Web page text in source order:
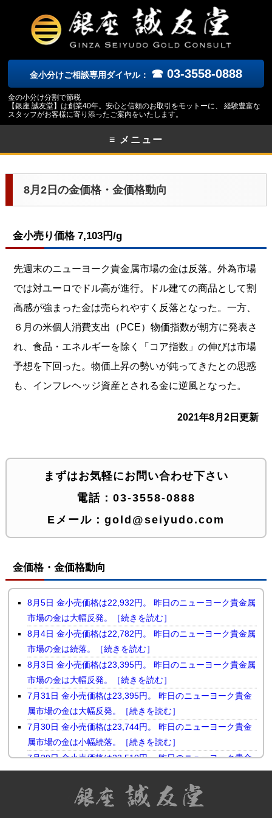
金小分けご相談専用ダイヤル： ☎ 03-3558-0888
金の小分け分割で節税
【銀座 誠友堂】は創業40年。安心と信頼のお取引をモットーに、 経験豊富な
スタッフがお客様に寄り添ったご案内をいたします。
≡ メニュー
8月2日の金価格・金価格動向
金小売り価格 7,103円/g
先週末のニューヨーク貴金属市場の金は反落。外為市場
では対ユーロでドル高が進行。ドル建ての商品として割
高感が強まった金は売られやすく反落となった。一方、
６月の米個人消費支出（PCE）物価指数が朝方に発表さ
れ、食品・エネルギーを除く「コア指数」の伸びは市場
予想を下回った。物価上昇の勢いが鈍ってきたとの思惑
も、インフレヘッジ資産とされる金に逆風となった。
2021年8月2日更新
まずはお気軽にお問い合わせ下さい
電話： 03-3558-0888
Eメール： gold@seiyudo.com
金価格・金価格動向
8月5日 金小売価格は22,932円。 昨日のニューヨーク貴金属
市場の金は大幅反発。［続きを読む］
8月4日 金小売価格は22,782円。 昨日のニューヨーク貴金属
市場の金は続落。［続きを読む］
8月3日 金小売価格は23,395円。 昨日のニューヨーク貴金属
市場の金は大幅反発。［続きを読む］
7月31日 金小売価格は23,395円。 昨日のニューヨーク貴金
属市場の金は大幅反発。［続きを読む］
7月30日 金小売価格は23,744円。 昨日のニューヨーク貴金
属市場の金は小幅続落。［続きを読む］
7月29日 金小売価格は23,510円。 昨日のニューヨーク貴金
属市場の金は反落。［続きを読む］
7月28日 金小売価格は23,731円。 昨日のニューヨーク貴金
属市場の金は続伸。［続きを読む］